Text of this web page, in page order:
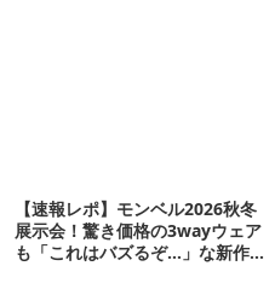
【速報レポ】モンベル2026秋冬
展示会！驚き価格の3wayウェア
も「これはバズるぞ…」な新作